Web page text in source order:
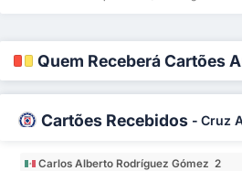
Quem Receberá Cartões
Cartões Recebidos - Cruz
Carlos Alberto Rodríguez Gómez 2